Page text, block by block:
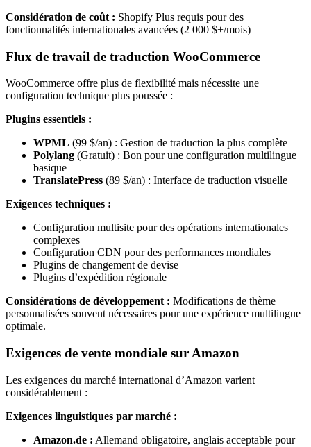
Considération de coût : Shopify Plus requis pour des
fonctionnalités internationales avancées (2 000 $+/mois)
Flux de travail de traduction WooCommerce
WooCommerce offre plus de flexibilité mais nécessite une
configuration technique plus poussée :
Plugins essentiels :
WPML (99 $/an) : Gestion de traduction la plus complète
Polylang (Gratuit) : Bon pour une configuration multilingue
basique
TranslatePress (89 $/an) : Interface de traduction visuelle
Exigences techniques :
Configuration multisite pour des opérations internationales
complexes
Configuration CDN pour des performances mondiales
Plugins de changement de devise
Plugins d’expédition régionale
Considérations de développement : Modifications de thème
personnalisées souvent nécessaires pour une expérience multilingue
optimale.
Exigences de vente mondiale sur Amazon
Les exigences du marché international d’Amazon varient
considérablement :
Exigences linguistiques par marché :
Amazon.de : Allemand obligatoire, anglais acceptable pour